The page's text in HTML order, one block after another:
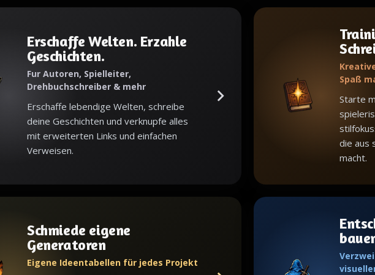
Erschaffe Welten. Erzahle
Geschichten.
Fur Autoren, Spielleiter,
Drehbuchschreiber & mehr
Erschaffe lebendige Welten, schreibe
deine Geschichten und verknupfe alles
mit erweiterten Links und einfachen
Verweisen.
Spaß
Starte
die aus
macht.
Schmiede eigene
Generatoren
Eigene Ideentabellen für jedes Projekt